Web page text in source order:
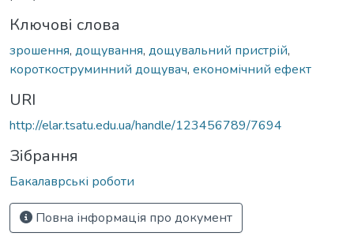
Ключові слова
зрошення, дощування, дощувальний пристрій,
короткоструминний дощувач, економічний ефект
URI
http://elar.tsatu.edu.ua/handle/123456789/7694
Зібрання
Бакалаврські роботи
Повна інформація про документ